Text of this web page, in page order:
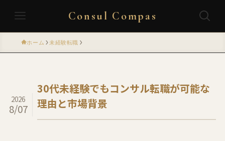
Consul Compas
ホーム 未経験転職
30代未経験でもコンサル転職が可能な
理由と市場背景
2026
8/07